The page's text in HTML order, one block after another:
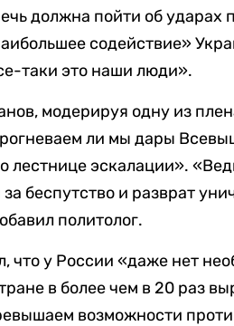
должна пойти об ударах
содействие»
таки это наши люди».
модерируя одну из
ли мы дары
лестнице эскалации».
за беспутство и разврат
политолог.
что у России «даже нет
в более чем в 20 раз
возможности